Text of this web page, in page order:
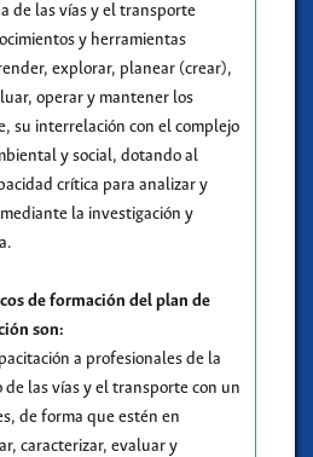
de las vías y el transporte
y herramientas
explorar, planear (crear),
operar y mantener los
su interrelación con el complejo
y social, dotando al
crítica para analizar y
la investigación y
de formación del plan de
son:
a profesionales de la
de las vías y el transporte con un
de forma que estén en
caracterizar, evaluar y